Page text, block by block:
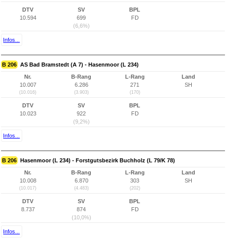
DTV
10.594
SV
699
(6,6%)
BPL
FD
Infos...
B 206 AS Bad Bramstedt (A 7) - Hasenmoor (L 234)
Nr.
10.007
(10.016)
B-Rang
6.286
(3.903)
L-Rang
271
(170)
Land
SH
DTV
10.023
SV
922
(9,2%)
BPL
FD
Infos...
B 206 Hasenmoor (L 234) - Forstgutsbezirk Buchholz (L 79/K 78)
Nr.
10.008
(10.017)
B-Rang
6.870
(4.483)
L-Rang
303
(202)
Land
SH
DTV
8.737
SV
874
(10,0%)
BPL
FD
Infos...